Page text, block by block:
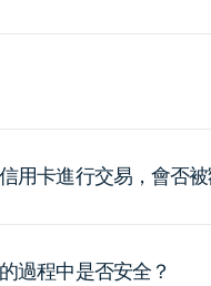
用卡進行交易，會否
過程中是否安全？